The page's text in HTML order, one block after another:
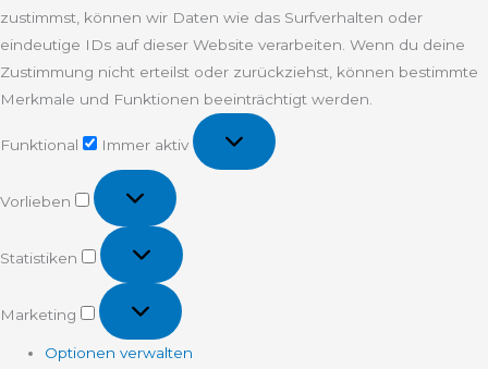
zustimmst, können wir Daten wie das Surfverhalten oder
eindeutige IDs auf dieser Website verarbeiten. Wenn du deine
Zustimmung nicht erteilst oder zurückziehst, können bestimmte
Merkmale und Funktionen beeinträchtigt werden.
Funktional
Immer aktiv
Vorlieben
Vorlieben
Statistiken
Statistiken
Marketing
Marketing
Optionen verwalten